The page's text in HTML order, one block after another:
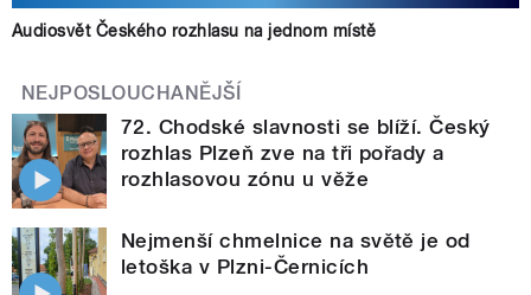
Audiosvět Českého rozhlasu na jednom místě
NEJPOSLOUCHANĚJŠÍ
72. Chodské slavnosti se blíží. Český
rozhlas Plzeň zve na tři pořady a
rozhlasovou zónu u věže
Nejmenší chmelnice na světě je od
letoška v Plzni-Černicích